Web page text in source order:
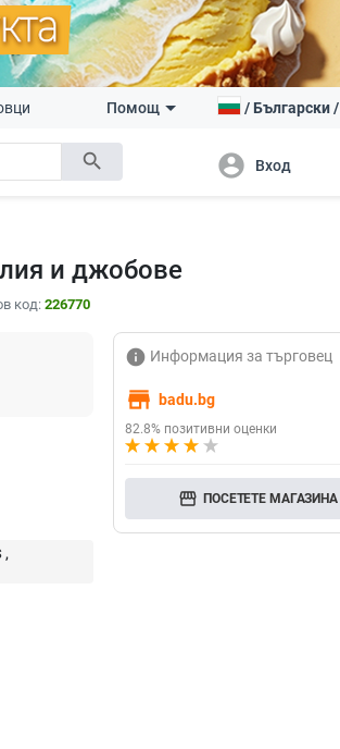
search
Помощ /Български/
account_circle Вход
и джобове
код: 226770
info Информация за търговец
store badu.bg
82.8% позитивни оценки
storefront ПОСЕТЕТЕ МАГАЗИНА